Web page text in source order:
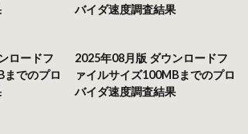
バイダ速度調査結果
ロードフ
までのプロ
2025年08月版 ダウンロードフ
ァイルサイズ100MBまでのプロ
バイダ速度調査結果